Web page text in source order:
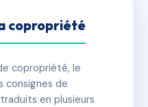
🏗 1 bâtiment(s)
copropriété
copropriété, le
consignes de
en plusieurs